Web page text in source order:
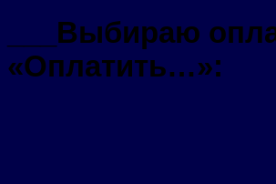
___Выбираю
«Оплатить…»: